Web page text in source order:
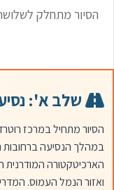
הסיור מתחלק
שלב א':
הסיור מתחיל במרכז
במהלך הנסיעה ברחובות
הארכיטקטורה
ואזור הנמל העמוס.